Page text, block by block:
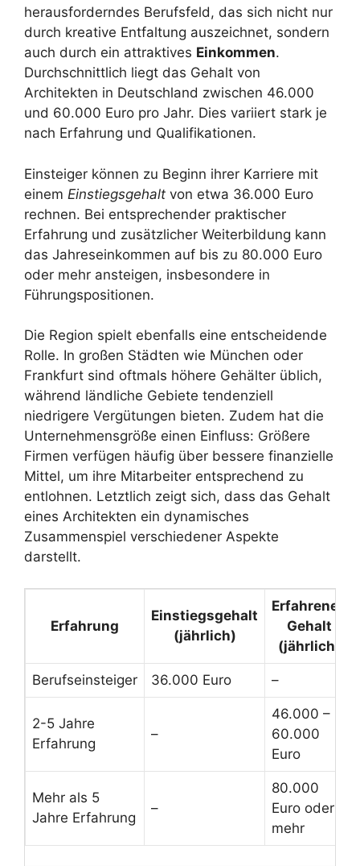
herausforderndes Berufsfeld, das sich nicht nur
durch kreative Entfaltung auszeichnet, sondern
auch durch ein attraktives Einkommen.
Durchschnittlich liegt das Gehalt von
Architekten in Deutschland zwischen 46.000
und 60.000 Euro pro Jahr. Dies variiert stark je
nach Erfahrung und Qualifikationen.
Einsteiger können zu Beginn ihrer Karriere mit
einem Einstiegsgehalt von etwa 36.000 Euro
rechnen. Bei entsprechender praktischer
Erfahrung und zusätzlicher Weiterbildung kann
das Jahreseinkommen auf bis zu 80.000 Euro
oder mehr ansteigen, insbesondere in
Führungspositionen.
Die Region spielt ebenfalls eine entscheidende
Rolle. In großen Städten wie München oder
Frankfurt sind oftmals höhere Gehälter üblich,
während ländliche Gebiete tendenziell
niedrigere Vergütungen bieten. Zudem hat die
Unternehmensgröße einen Einfluss: Größere
Firmen verfügen häufig über bessere finanzielle
Mittel, um ihre Mitarbeiter entsprechend zu
entlohnen. Letztlich zeigt sich, dass das Gehalt
eines Architekten ein dynamisches
Zusammenspiel verschiedener Aspekte
darstellt.
Erfahrung
Einstiegsgehalt
(jährlich)
Erfahrenes
Gehalt
(jährlich)
Berufseinsteiger 36.000 Euro –
2-5 Jahre
Erfahrung
–
46.000 –
60.000
Euro
Mehr als 5
Jahre Erfahrung
–
80.000
Euro oder
mehr